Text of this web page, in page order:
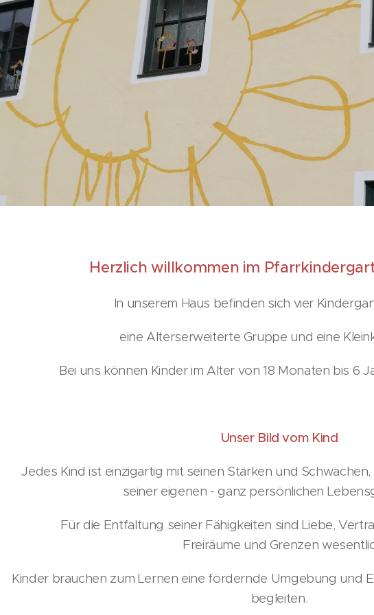
Herzlich willkommen im
In unserem Haus befinden sich vier
eine Alterserweiterte Gruppe und eine
Bei uns können Kinder im Alter von 18 Monaten bis 6
Unser Bild vom Kind
Jedes Kind ist einzigartig mit seinen Stärken und
seiner eigenen - ganz persönlichen
Für die Entfaltung seiner Fähigkeiten sind Liebe,
Freiräume und Grenzen
Kinder brauchen zum Lernen eine fördernde Umgebung und
begleiten.